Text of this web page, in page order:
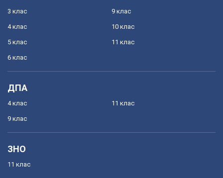
3 клас
4 клас
5 клас
6 клас
9 клас
10 клас
11 клас
ДПА
4 клас
9 клас
11 клас
ЗНО
11 клас